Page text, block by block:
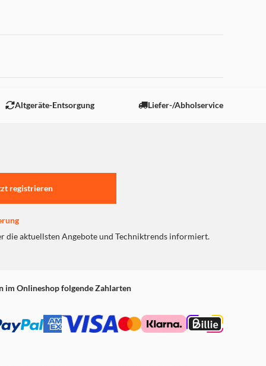
Altgeräte-Entsorgung Liefer-/Abholservice
registrieren
die aktuellsten Angebote und Techniktrends informiert.
im Onlineshop folgende Zahlarten